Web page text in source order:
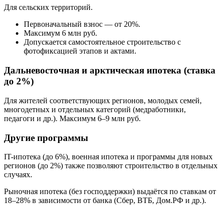
Для сельских территорий.
Первоначальный взнос — от 20%.
Максимум 6 млн руб.
Допускается самостоятельное строительство с
фотофиксацией этапов и актами.
Дальневосточная и арктическая ипотека (ставка
до 2%)
Для жителей соответствующих регионов, молодых семей,
многодетных и отдельных категорий (медработники,
педагоги и др.). Максимум 6–9 млн руб.
Другие программы
IT-ипотека (до 6%), военная ипотека и программы для новых
регионов (до 2%) также позволяют строительство в отдельных
случаях.
Рыночная ипотека (без господдержки) выдаётся по ставкам от
18–28% в зависимости от банка (Сбер, ВТБ, Дом.РФ и др.).